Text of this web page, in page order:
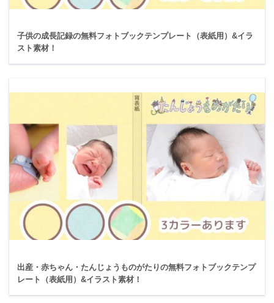
子供の成長記録の無料フォトブックテンプレート（表紙用）&イラ
スト素材！
出産・赤ちゃん・たんじょうものがたりの無料フォトブックテンプ
レート（表紙用）&イラスト素材！